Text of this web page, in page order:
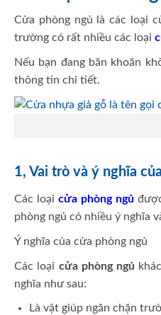
Cửa phòng ngủ là các loại
trường có rất nhiều các loại
Nếu bạn đang băn khoăn
thông tin chi tiết.
1, Vai trò và ý nghĩa
Các loạicửa phòng ngủ
phòng ngủ có nhiều ý nghĩa
Ý nghĩa của cửa phòng ngủ
Các loại cửa phòng ngủ
nghĩa như sau:
Là vật giúp ngăn chặn